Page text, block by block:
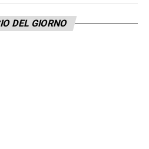
Oggi chiaramente
è questo, poi
DEL GIORNO